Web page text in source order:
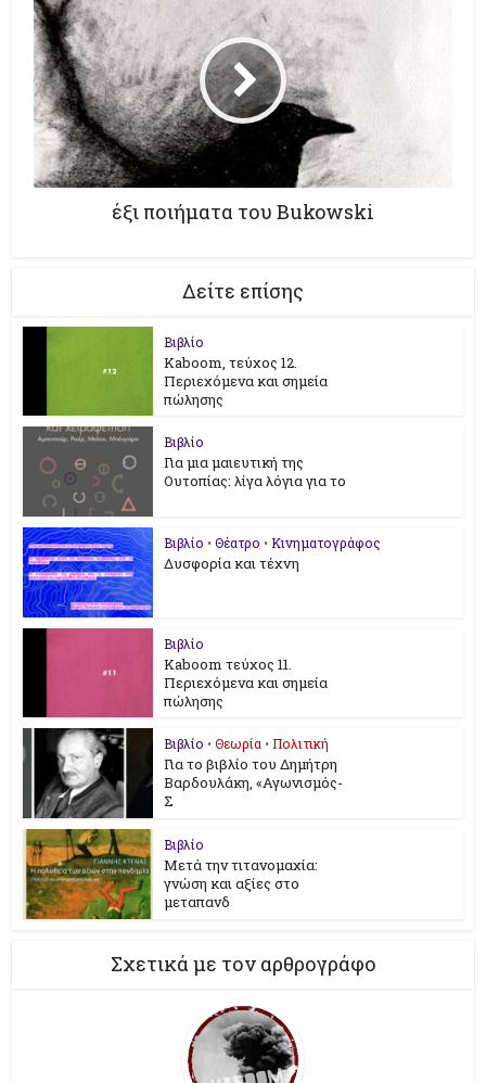
έξι ποιήματα του Bukowski
Δείτε επίσης
Βιβλίο
Kaboom, τεύχος 12.
Περιεχόμενα και σημεία
πώλησης
Βιβλίο
Για μια μαιευτική της
Ουτοπίας: λίγα λόγια για το
Βιβλίο • Θέατρο • Κινηματογράφος
Δυσφορία και τέχνη
Βιβλίο
Kaboom τεύχος 11.
Περιεχόμενα και σημεία
πώλησης
Βιβλίο • Θεωρία • Πολιτική
Για το βιβλίο του Δημήτρη
Βαρδουλάκη, «Αγωνισμός-
Σ
Βιβλίο
Μετά την τιτανομαχία:
γνώση και αξίες στο
μεταπανδ
Σχετικά με τον αρθρογράφο